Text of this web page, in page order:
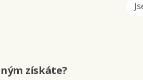
získáte?